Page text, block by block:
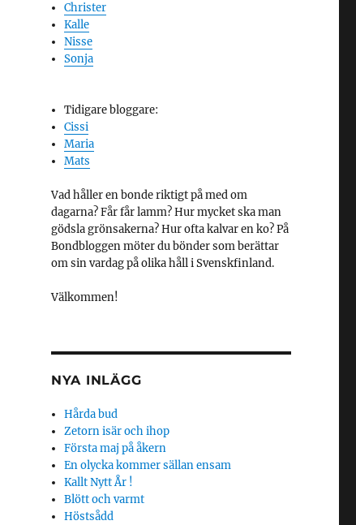
Christer
Kalle
Nisse
Sonja
Tidigare bloggare:
Cissi
Maria
Mats
Vad håller en bonde riktigt på med om
dagarna? Får får lamm? Hur mycket ska man
gödsla grönsakerna? Hur ofta kalvar en ko? På
Bondbloggen möter du bönder som berättar
om sin vardag på olika håll i Svenskfinland.
Välkommen!
NYA INLÄGG
Hårda bud
Zetorn isär och ihop
Första maj på åkern
En olycka kommer sällan ensam
Kallt Nytt År !
Blött och varmt
Höstsådd